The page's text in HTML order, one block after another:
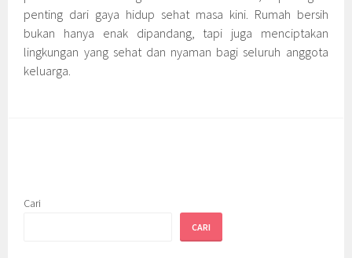
penting dari gaya hidup sehat masa kini. Rumah bersih
bukan hanya enak dipandang, tapi juga menciptakan
lingkungan yang sehat dan nyaman bagi seluruh anggota
keluarga.
Cari
CARI